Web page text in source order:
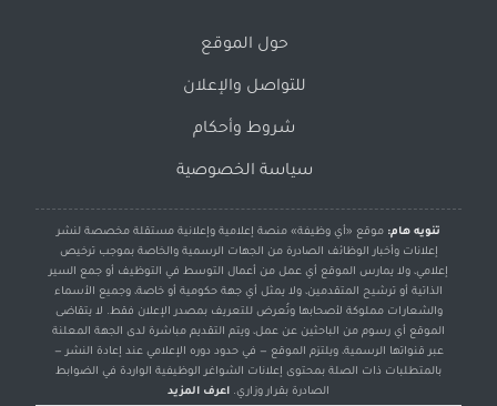
حول الموقع
للتواصل والإعلان
شروط وأحكام
سياسة الخصوصية
تنويه هام: موقع «أي وظيفة» منصة إعلامية وإعلانية مستقلة مخصصة لنشر
إعلانات وأخبار الوظائف الصادرة من الجهات الرسمية والخاصة بموجب ترخيص
إعلامي، ولا يمارس الموقع أي عمل من أعمال التوسط في التوظيف أو جمع السير
الذاتية أو ترشيح المتقدمين، ولا يمثل أي جهة حكومية أو خاصة، وجميع الأسماء
والشعارات مملوكة لأصحابها وتُعرض للتعريف بمصدر الإعلان فقط. لا يتقاضى
الموقع أي رسوم من الباحثين عن عمل، ويتم التقديم مباشرة لدى الجهة المعلنة
عبر قنواتها الرسمية، ويلتزم الموقع — في حدود دوره الإعلامي عند إعادة النشر —
بالمتطلبات ذات الصلة بمحتوى إعلانات الشواغر الوظيفية الواردة في الضوابط
الصادرة بقرار وزاري. اعرف المزيد